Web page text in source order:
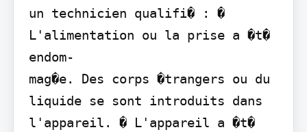
un technicien qualifi� : �
L'alimentation ou la prise a �t�
endom-
mag�e. Des corps �trangers ou du
liquide se sont introduits dans
l'appareil. � L'appareil a �t�